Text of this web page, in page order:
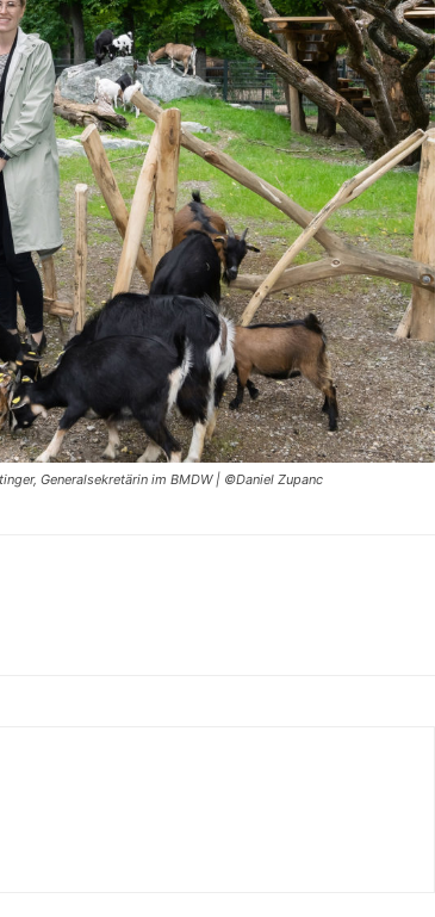
Generalsekretärin im BMDW | ©Daniel Zupanc